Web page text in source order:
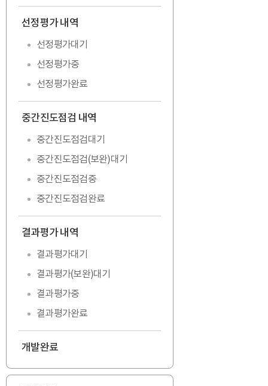
선정평가 내역
선정평가대기
선정평가중
선정평가완료
중간진도점검 내역
중간진도점검대기
중간진도점검(보완)대기
중간진도점검중
중간진도점검완료
결과평가 내역
결과평가대기
결과평가(보완)대기
결과평가중
결과평가완료
개발완료